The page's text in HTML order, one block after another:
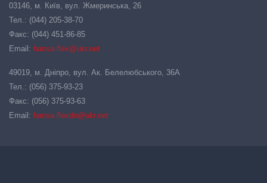
03146, м. Київ, вул. Жмеринська, 26
Тел.: (044) 205-38-70
Факс: (044) 451-86-85
Email: hansa-flex@ukr.net
49019, м. Дніпро, вул. Ак. Белелюбського, 36А
Тел.: (056) 375-93-23
Факс: (056) 375-93-63
Email: hansa-flexdn@ukr.net